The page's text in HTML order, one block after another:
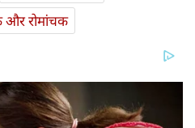
और रोमांचक